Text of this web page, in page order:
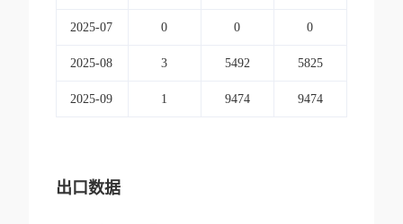
2025-07 0 0 0
2025-08 3 5492 5825
2025-09 1 9474 9474
出口数据